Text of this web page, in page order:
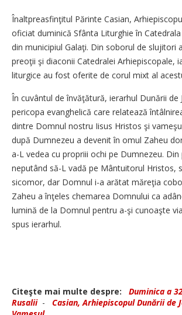
Înaltpreasfinţitul Părinte Casian,
oficiat duminică Sfânta Liturghie în
din municipiul Galaţi. Din soborul de slujitori
preoţii şi diaconii Catedralei Arhiepiscopale,
liturgice au fost oferite de corul mixt al
În cuvântul de învăţătură, ierarhul Dunării de
pericopa evanghelică care relatează
dintre Domnul nostru Iisus Hristos şi
după Dumnezeu a devenit în omul Zaheu
a-L vedea cu propriii ochi pe Dumnezeu.
neputând să-L vadă pe Mântuitorul Hristos,
sicomor, dar Domnul i-a arătat măreţia
Zaheu a înţeles chemarea Domnului ca
lumină de la Domnul pentru a-şi cunoaşte
spus ierarhul.
Citeşte mai multe despre:
Duminica a
Rusalii- Casian, Arhiepiscopul Dunării de